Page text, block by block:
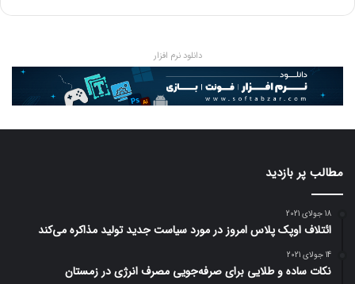
دانلود نرم افزار
مطالب پر بازدید
18 جولای 2021
ائتلاف اوپک پلاس امروز در مورد سیاست جدید تولید مذاکره می‌کند
14 جولای 2021
نکات ساده و طلایی برای صرفه‌جویی مصرف انرژی در زمستان